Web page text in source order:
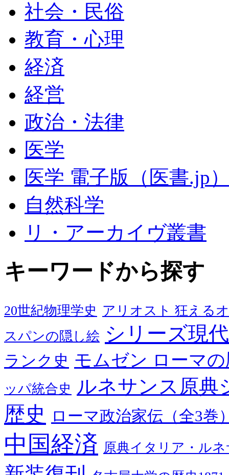
社会・民俗
教育・心理
経済
経営
政治・法律
医学
医学 電子版（医書.jp
自然科学
リ・アーカイヴ叢書
キーワードから探す
20世紀物理学史 アリオスト 狂える
スパンの隠し絵 シリーズ現
ランク史 モムゼン ローマ
ッパ統合史 ルネサンス原典
歴史 ローマ政治家伝（全3巻
中国経済 原典イタリア・ル